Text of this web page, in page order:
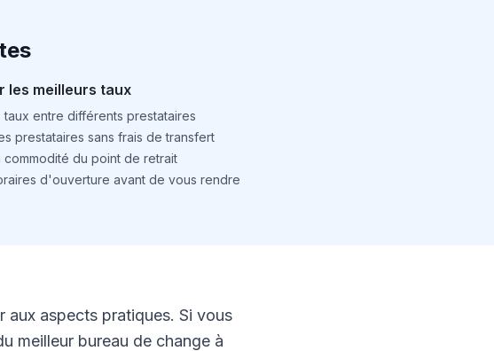
les meilleurs taux
taux entre différents prestataires
prestataires sans frais de transfert
commodité du point de retrait
d'ouverture avant de vous rendre
aux aspects pratiques. Si vous
meilleur bureau de change à